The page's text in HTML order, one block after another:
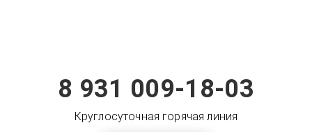
8 931 009-18-03
Круглосуточная горячая линия